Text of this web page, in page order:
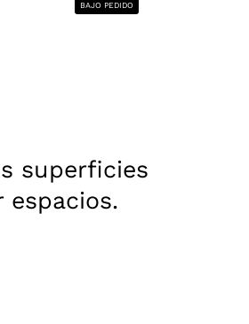
BAJO PEDIDO
superficies
espacios.